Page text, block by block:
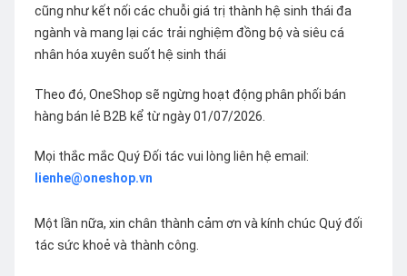
cũng như kết nối các chuỗi giá trị thành hệ sinh thái đa
ngành và mang lại các trải nghiệm đồng bộ và siêu cá
nhân hóa xuyên suốt hệ sinh thái
Theo đó, OneShop sẽ ngừng hoạt động phân phối bán
hàng bán lẻ B2B kể từ ngày 01/07/2026.
Mọi thắc mắc Quý Đối tác vui lòng liên hệ email:
lienhe@oneshop.vn
Một lần nữa, xin chân thành cảm ơn và kính chúc Quý đối
tác sức khoẻ và thành công.